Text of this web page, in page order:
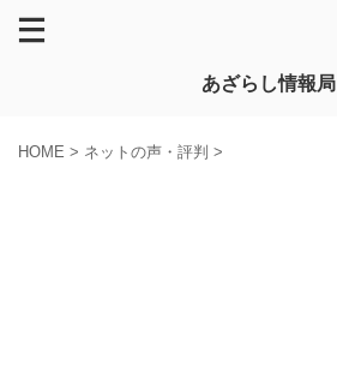
あざらし情報局
HOME > ネットの声・評判 >